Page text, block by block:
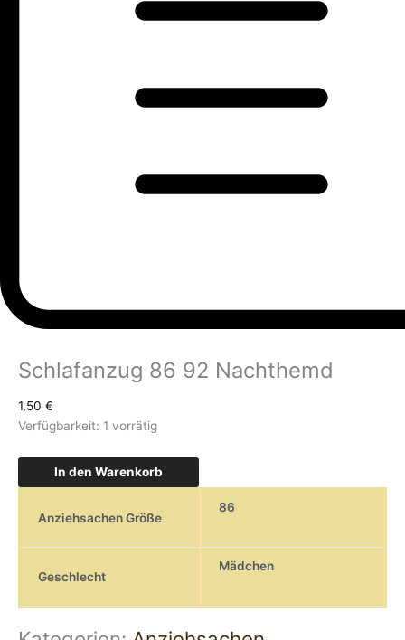
Schlafanzug 86 92 Nachthemd
1,50 €
Verfügbarkeit: 1 vorrätig
In den Warenkorb
Anziehsachen Größe
86
Geschlecht
Mädchen